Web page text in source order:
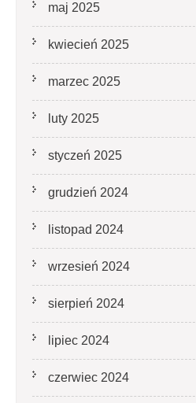
maj 2025
kwiecień 2025
marzec 2025
luty 2025
styczeń 2025
grudzień 2024
listopad 2024
wrzesień 2024
sierpień 2024
lipiec 2024
czerwiec 2024